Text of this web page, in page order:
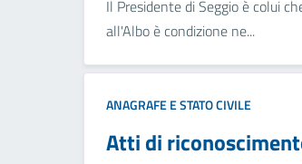
Il Presidente di Seggio è colui
all'Albo è condizione ne...
ANAGRAFE E STATO CIVILE
Atti di